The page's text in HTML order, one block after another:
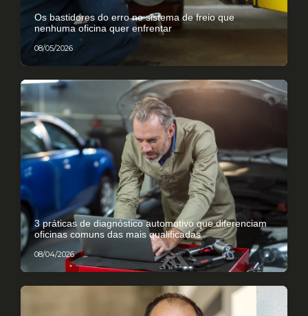
Os bastidores do erro no sistema de freio que
nenhuma oficina quer enfrentar
08/05/2026
3 práticas de diagnóstico automotivo que diferenciam
oficinas comuns das mais qualificadas
08/04/2026